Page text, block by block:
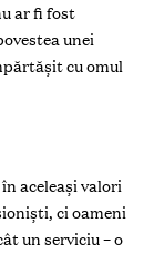
ar fi fost
unei
cu omul
aceleași valori
ci oameni
un serviciu – o